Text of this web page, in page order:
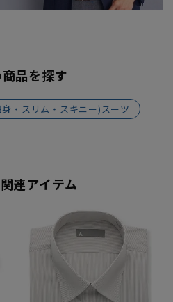
品を探す
・スリム・スキニー)スーツ
連アイテム